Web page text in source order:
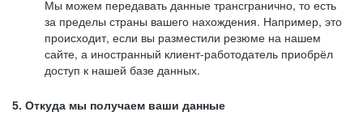
Мы можем передавать данные трансгранично, то есть
за пределы страны вашего нахождения. Например, это
происходит, если вы разместили резюме на нашем
сайте, а иностранный клиент-работодатель приобрёл
доступ к нашей базе данных.
5. Откуда мы получаем ваши данные